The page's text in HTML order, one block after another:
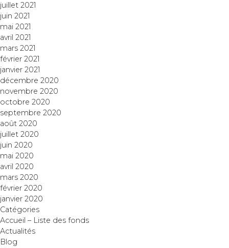
juillet 2021
juin 2021
mai 2021
avril 2021
mars 2021
février 2021
janvier 2021
décembre 2020
novembre 2020
octobre 2020
septembre 2020
août 2020
juillet 2020
juin 2020
mai 2020
avril 2020
mars 2020
février 2020
janvier 2020
Catégories
Accueil – Liste des fonds
Actualités
Blog